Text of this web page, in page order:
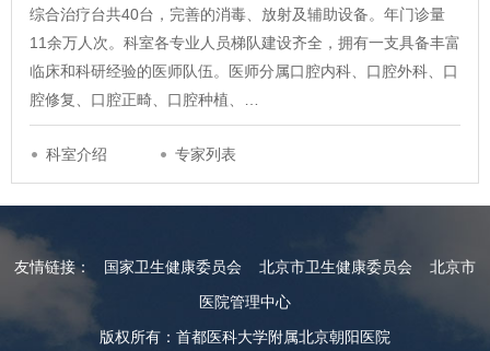
综合治疗台共40台，完善的消毒、放射及辅助设备。年门诊量
11余万人次。科室各专业人员梯队建设齐全，拥有一支具备丰富
临床和科研经验的医师队伍。医师分属口腔内科、口腔外科、口
腔修复、口腔正畸、口腔种植、…
科室介绍 专家列表
友情链接： 国家卫生健康委员会 北京市卫生健康委员会
北京市
医院管理中心
版权所有：首都医科大学附属北京朝阳医院